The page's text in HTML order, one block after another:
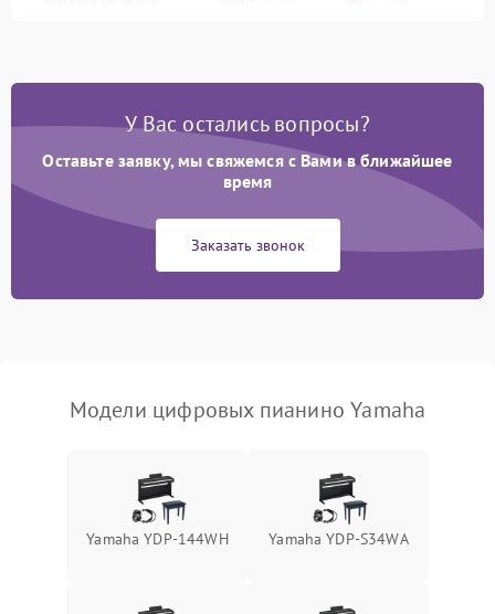
У Вас остались вопросы?
Оставьте заявку, мы свяжемся с Вами в ближайшее
время
Заказать звонок
Модели цифровых пианино Yamaha
Yamaha YDP-144WH Yamaha YDP-S34WA